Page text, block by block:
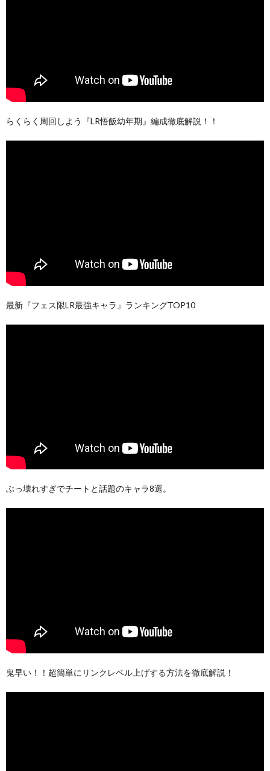
らくらく周回しよう『LR悟飯幼年期』編成徹底解説！！
最新『フェス限LR最強キャラ』ランキングTOP10
ぶっ壊れすぎでチートと話題のキャラ8選。
鬼早い！！超簡単にリンクレベル上げする方法を徹底解説！